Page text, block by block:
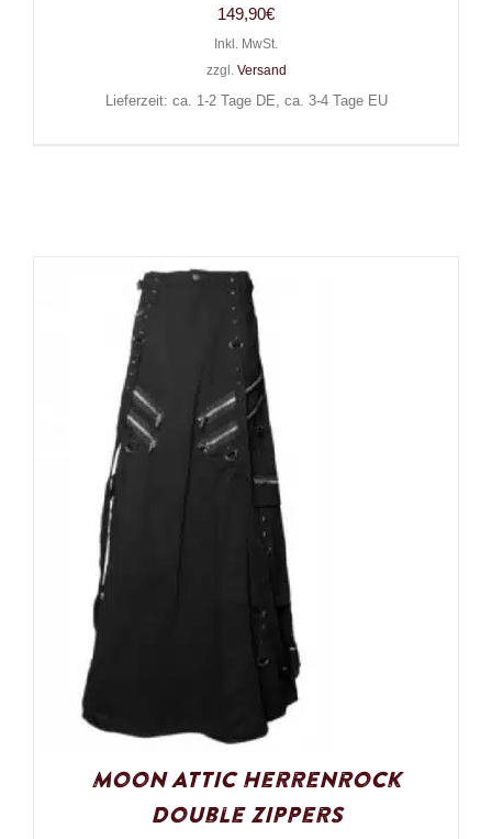
149,90€
Inkl. MwSt.
zzgl. Versand
Lieferzeit: ca. 1-2 Tage DE, ca. 3-4 Tage EU
Moon Attic Herrenrock
Double Zippers